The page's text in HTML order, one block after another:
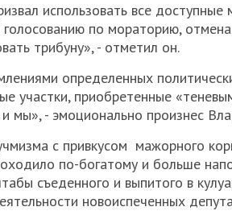
использовать все
по мораторию,
трибуну», - отметил он.
определенных
участки, приобретенные
мы», - эмоционально произнес
с привкусом мажорного
по-богатому и больше
съеденного и выпитого в
новоиспеченных